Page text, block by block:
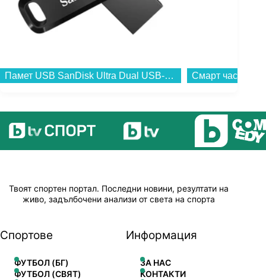
Памет USB SanDisk Ultra Dual USB-C/USB 3.1 128GB SDDDC3-128G-G46...
Твоят спортен портал. Последни новини, резултати на
живо, задълбочени анализи от света на спорта
Спортове
ФУТБОЛ (БГ)
ФУТБОЛ (СВЯТ)
Информация
ЗА НАС
КОНТАКТИ